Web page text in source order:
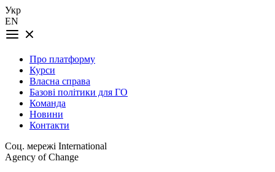
Укр
EN
Про платформу
Курси
Власна справа
Базові політики для ГО
Команда
Новини
Контакти
Соц. мережі International
Agency of Change